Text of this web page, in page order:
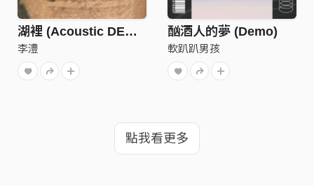
湖裡 (Acoustic DEMO)
李澧
酗酒人的夢 (Demo)
軟趴趴男孩
點我看更多